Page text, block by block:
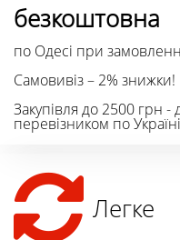
безкоштовна
по Одесі при
Самовивіз – 2% знижки!
Закупівля до 2500 грн -
перевізником по
Легке